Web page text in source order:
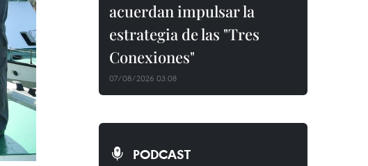
acuerdan impulsar la
estrategia de las "Tres
Conexiones"
07/08/2026 03:08
PODCAST